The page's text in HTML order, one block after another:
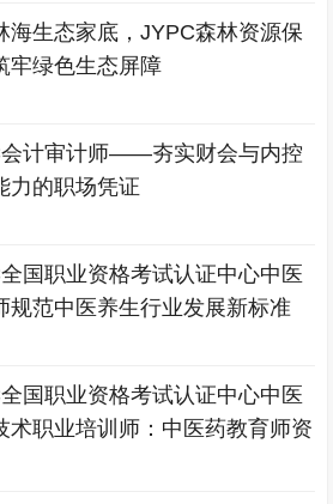
海生态家底，JYPC森林资源保
牢绿色生态屏障
计审计师——夯实财会与内控
力的职场凭证
国职业资格考试认证中心中医
规范中医养生行业发展新标准
国职业资格考试认证中心中医
术职业培训师：中医药教育师资